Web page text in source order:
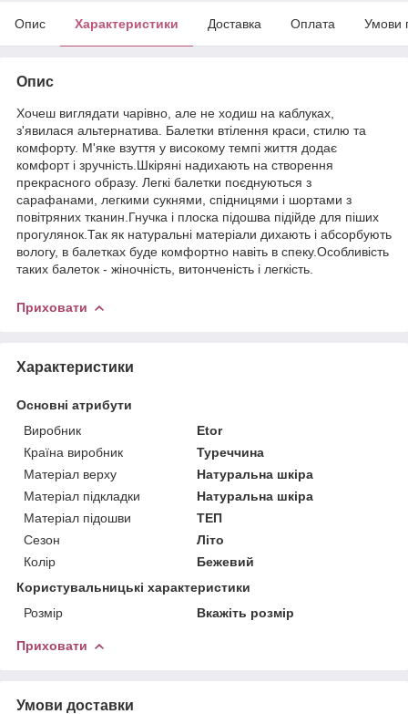
Опис Характеристики Доставка Оплата Умови
Опис
Хочеш виглядати чарівно, але не ходиш на каблуках,
з'явилася альтернатива. Балетки втілення краси, стилю та
комфорту. М'яке взуття у високому темпі життя додає
комфорт і зручність.Шкіряні надихають на створення
прекрасного образу. Легкі балетки поєднуються з
сарафанами, легкими сукнями, спідницями і шортами з
повітряних тканин.Гнучка і плоска підошва підійде для піших
прогулянок.Так як натуральні матеріали дихають і абсорбують
вологу, в балетках буде комфортно навіть в спеку.Особливість
таких балеток - жіночність, витонченість і легкість.
Приховати
Характеристики
Основні атрибути
Виробник
Etor
Країна виробник
Туреччина
Матеріал верху
Натуральна шкіра
Матеріал підкладки
Натуральна шкіра
Матеріал підошви
ТЕП
Сезон
Літо
Колір
Бежевий
Користувальницькі характеристики
Розмір
Вкажіть розмір
Приховати
Умови доставки